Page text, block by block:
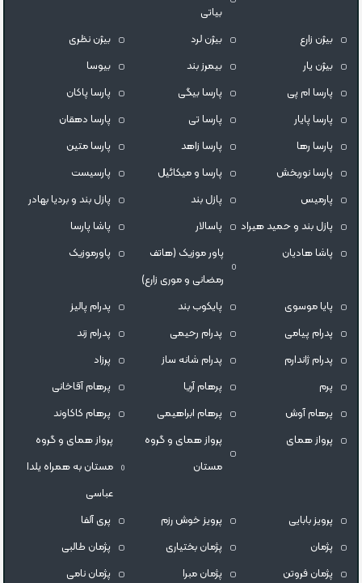
بیاتی
بیژن زارع بیژن لرد
بیژن نظری
بیژن یار
بیمرز بند
بیوسا
پارسا ام پی
پارسا بیگی
پارسا پاکان
پارسا پایار
پارسا تی
پارسا دهقان
پارسا رها
پارسا زاهد
پارسا متین
پارسا نوربخش
پارسا و میکائیل
پارسیست
پارمیس
پازل بند
پازل بند و بردیا بهادر
پازل بند و حمید هیراد
پاسالار
پاشا پارسا
پاشا هادیان
پاور موزیک (هاتف
رمضانی و موری زارع)
پاورموزیک
پایا موسوی پایکوب بند
پدرام پالیز
پدرام پیامی
پدرام رحیمی
پدرام زند
پدرام ژاندارم
پدرام شانه ساز
پرزاد
پرم
پرهام آریا
پرهام آقاخانی
پرهام آوش
پرهام ابراهیمی
پرهام کاکاوند
پرواز همای
پرواز همای و گروه
مستان
پرواز همای و گروه
مستان به همراه یلدا
عباسی
پرویز بابایی
پرویز خوش رزم
پری آلفا
پژمان
پژمان بختیاری
پژمان طالبی
پژمان فروتن
پژمان مبرا
پژمان نامی